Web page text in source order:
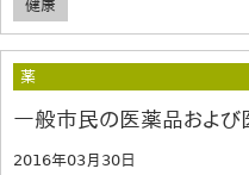
健康
薬
一般市民の医薬品およ
2016年03月30日